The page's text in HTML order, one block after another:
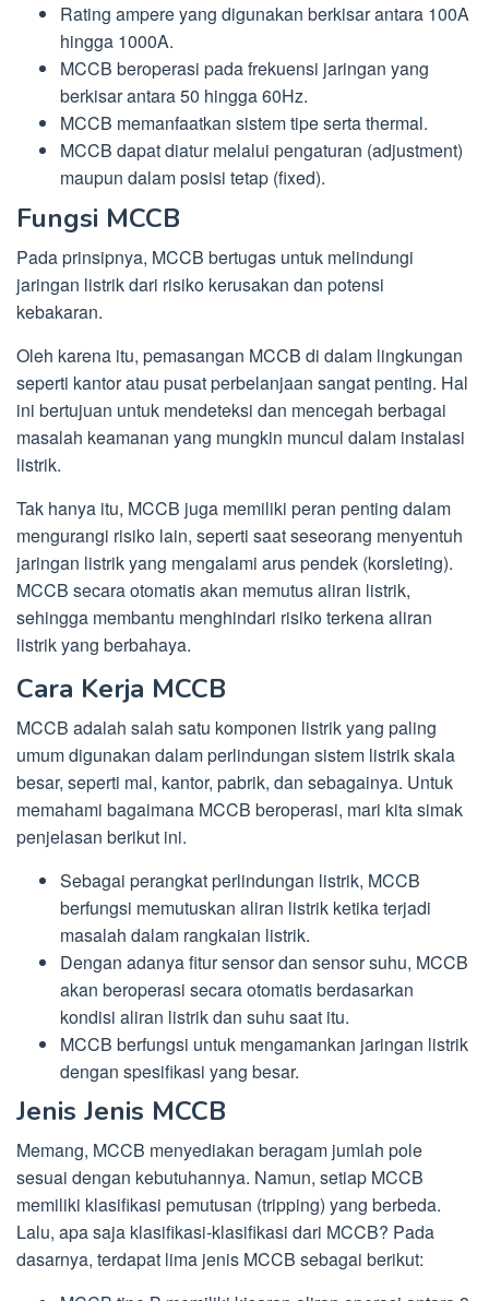
Rating ampere yang digunakan berkisar antara 100A
hingga 1000A.
MCCB beroperasi pada frekuensi jaringan yang
berkisar antara 50 hingga 60Hz.
MCCB memanfaatkan sistem tipe serta thermal.
MCCB dapat diatur melalui pengaturan (adjustment)
maupun dalam posisi tetap (fixed).
Fungsi MCCB
Pada prinsipnya, MCCB bertugas untuk melindungi
jaringan listrik dari risiko kerusakan dan potensi
kebakaran.
Oleh karena itu, pemasangan MCCB di dalam lingkungan
seperti kantor atau pusat perbelanjaan sangat penting. Hal
ini bertujuan untuk mendeteksi dan mencegah berbagai
masalah keamanan yang mungkin muncul dalam instalasi
listrik.
Tak hanya itu, MCCB juga memiliki peran penting dalam
mengurangi risiko lain, seperti saat seseorang menyentuh
jaringan listrik yang mengalami arus pendek (korsleting).
MCCB secara otomatis akan memutus aliran listrik,
sehingga membantu menghindari risiko terkena aliran
listrik yang berbahaya.
Cara Kerja MCCB
MCCB adalah salah satu komponen listrik yang paling
umum digunakan dalam perlindungan sistem listrik skala
besar, seperti mal, kantor, pabrik, dan sebagainya. Untuk
memahami bagaimana MCCB beroperasi, mari kita simak
penjelasan berikut ini.
Sebagai perangkat perlindungan listrik, MCCB
berfungsi memutuskan aliran listrik ketika terjadi
masalah dalam rangkaian listrik.
Dengan adanya fitur sensor dan sensor suhu, MCCB
akan beroperasi secara otomatis berdasarkan
kondisi aliran listrik dan suhu saat itu.
MCCB berfungsi untuk mengamankan jaringan listrik
dengan spesifikasi yang besar.
Jenis Jenis MCCB
Memang, MCCB menyediakan beragam jumlah pole
sesuai dengan kebutuhannya. Namun, setiap MCCB
memiliki klasifikasi pemutusan (tripping) yang berbeda.
Lalu, apa saja klasifikasi-klasifikasi dari MCCB? Pada
dasarnya, terdapat lima jenis MCCB sebagai berikut: